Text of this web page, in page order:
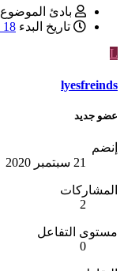
بادئ الموضوع
تاريخ البدء 18 أكتوبر 2020
L
lyesfreinds
عضو جديد
إنضم
21 سبتمبر 2020
المشاركات
2
مستوى التفاعل
0